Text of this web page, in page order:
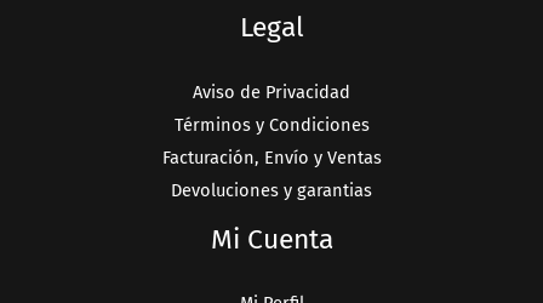
Legal
Aviso de Privacidad
Términos y Condiciones
Facturación, Envío y Ventas
Devoluciones y garantias
Mi Cuenta